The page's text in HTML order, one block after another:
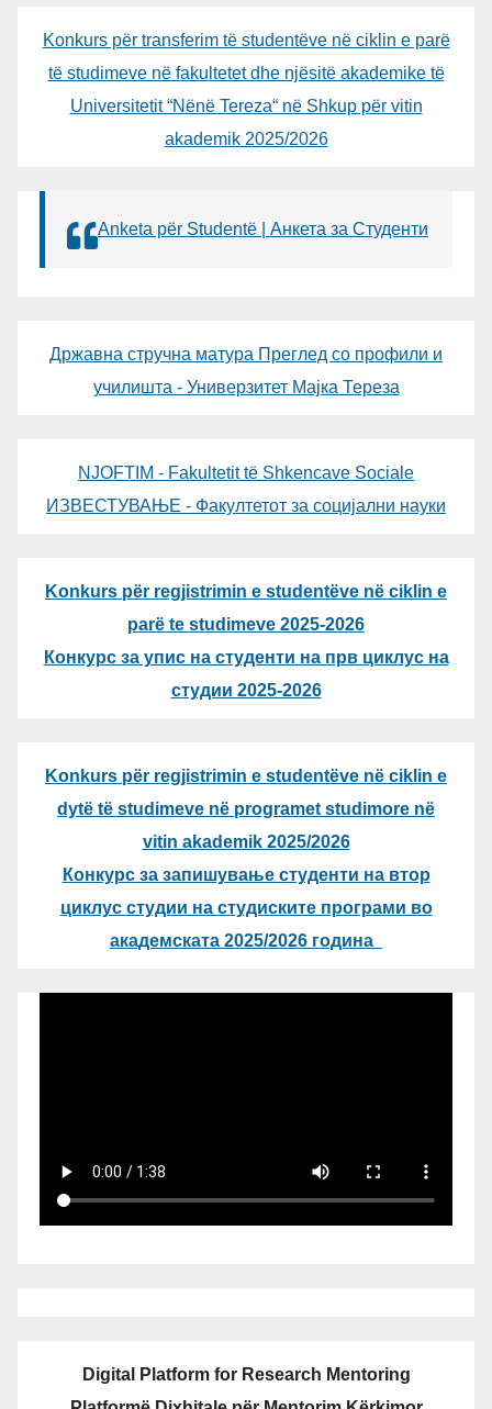
Konkurs për transferim të studentëve në ciklin e parë
të studimeve në fakultetet dhe njësitë akademike të
Universitetit “Nënë Tereza“ në Shkup për vitin
akademik 2025/2026
Anketa për Studentë | Анкета за Студенти
Државна стручна матура Преглед со профили и
училишта - Универзитет Мајка Тереза
NJOFTIM - Fakultetit të Shkencave Sociale
ИЗВЕСТУВАЊЕ - Факултетот за социјални науки
Konkurs për regjistrimin e studentëve në ciklin e
parë te studimeve 2025-2026
Конкурс за упис на студенти на прв циклус на
студии 2025-2026
Konkurs për regjistrimin e studentëve në ciklin e
dytë të studimeve në programet studimore në
vitin akademik 2025/2026
Конкурс за запишување студенти на втор
циклус студии на студиските програми во
академската 2025/2026 година
Digital Platform for Research Mentoring